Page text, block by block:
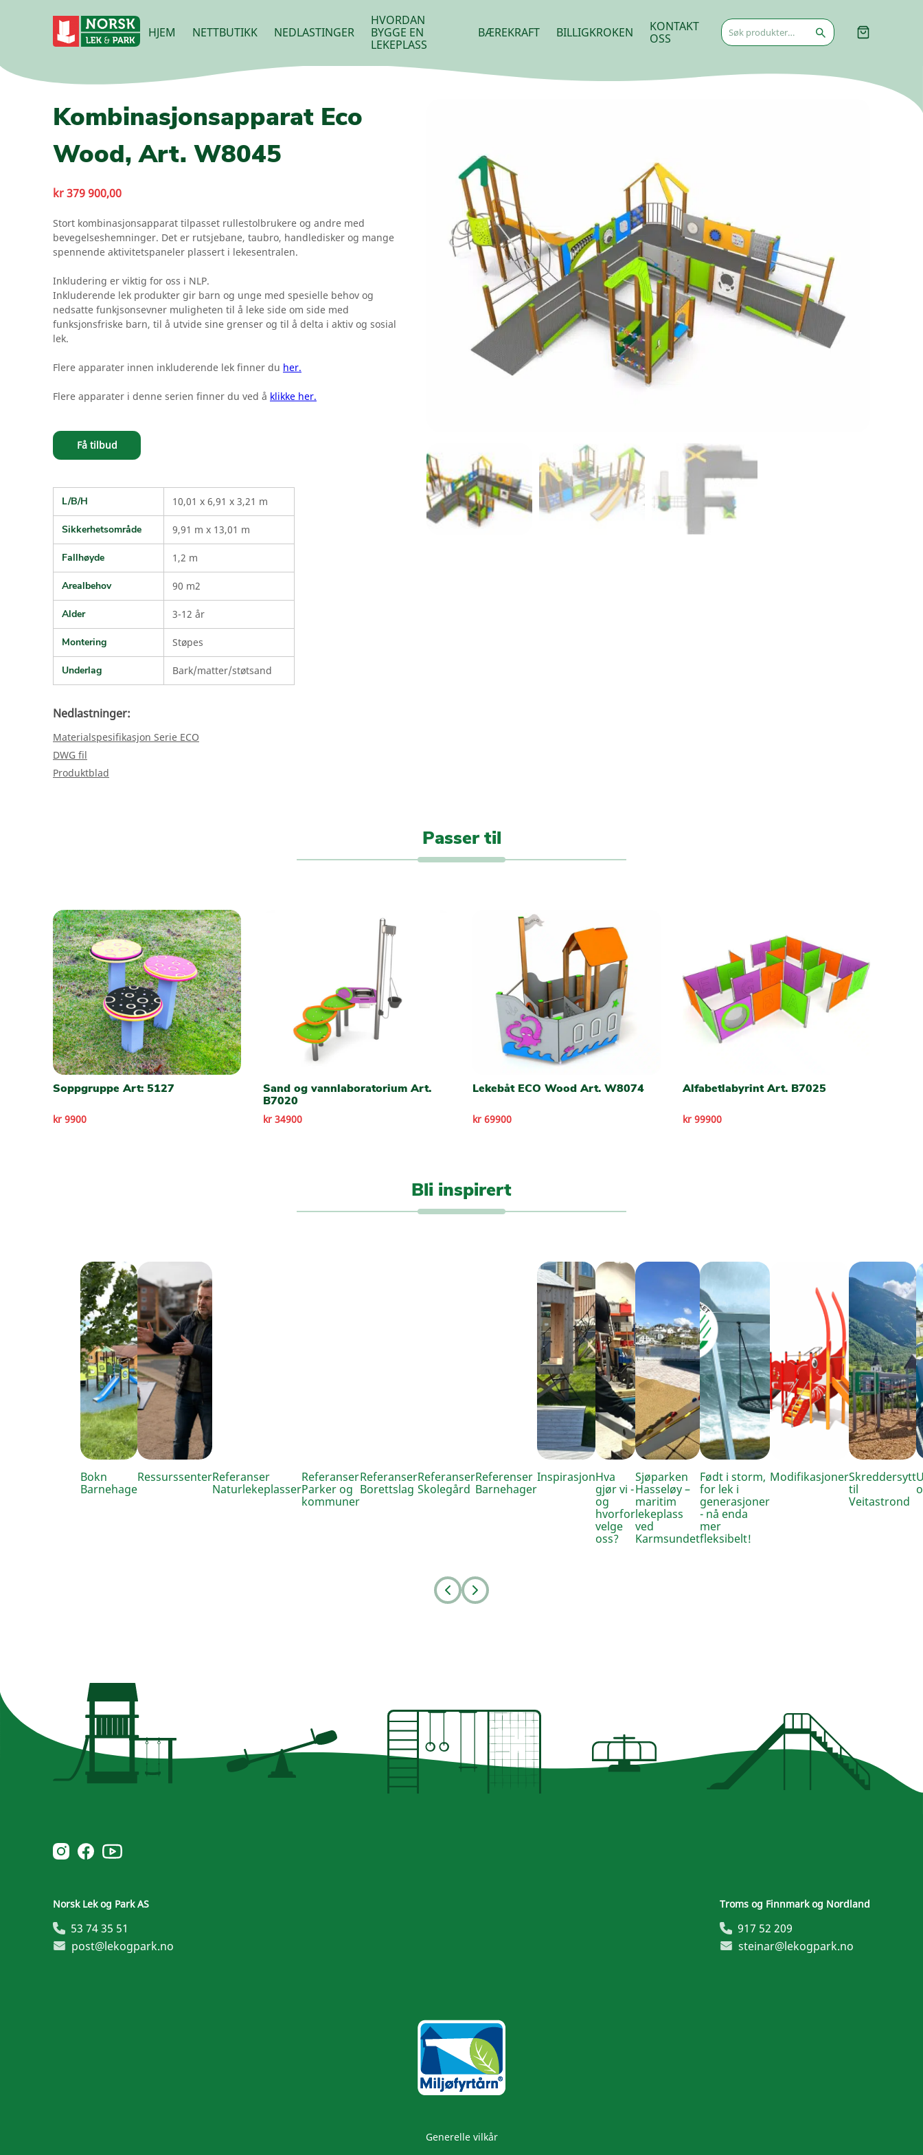
HJEM NETTBUTIKK NEDLASTINGER
HVORDAN
BYGGE EN
LEKEPLASS
BÆREKRAFT BILLIGKROKEN
KONTAKT
OSS
Søk
etter:
Kombinasjonsapparat Eco
Wood, Art. W8045
kr379 900,00
Stort kombinasjonsapparat tilpasset rullestolbrukere og andre med
bevegelseshemninger. Det er rutsjebane, taubro, handledisker og mange
spennende aktivitetspaneler plassert i lekesentralen.
Inkludering er viktig for oss i NLP.
Inkluderende lek produkter gir barn og unge med spesielle behov og
nedsatte funkjsonsevner muligheten til å leke side om side med
funksjonsfriske barn, til å utvide sine grenser og til å delta i aktiv og sosial
lek.
Flere apparater innen inkluderende lek finner du her.
Flere apparater i denne serien finner du ved å klikke her.
Få tilbud
L/B/H 10,01 x 6,91 x 3,21 m
Sikkerhetsområde 9,91 m x 13,01 m
Fallhøyde 1,2 m
Arealbehov 90 m2
Alder 3-12 år
Montering Støpes
Underlag Bark/matter/støtsand
Nedlastninger:
Materialspesifikasjon Serie ECO
DWG fil
Produktblad
Passer til
Soppgruppe Art: 5127
kr 9900
Sand og vannlaboratorium Art.
B7020
kr 34900
Lekebåt ECO Wood Art. W8074
kr 69900
Alfabetlabyrint Art. B7025
kr 99900
Bli inspirert
Bokn
Barnehage
RessurssenterReferanser
Naturlekeplasser
Referanser
Parker og
kommuner
Referanser
Borettslag
Referanser
Skolegård
Referenser
Barnehager
InspirasjonHva
gjør vi -
og
hvorfor
velge
oss?
Sjøparken
Hasseløy –
maritim
lekeplass
ved
Karmsundet
Født i storm,
for lek i
generasjoner
- nå enda
mer
fleksibelt!
ModifikasjonerSkreddersytt
til
Veitastrond
Prev Next
Norsk Leg & Park instagram
Norsk Leg & Park facebook
Norsk Leg & Park youtube
Norsk Lek og Park AS
53 74 35 51
post@lekogpark.no
Troms og Finnmark og Nordland
917 52 209
steinar@lekogpark.no
Generelle vilkår